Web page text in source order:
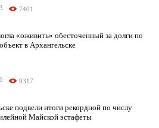
7401
«оживить» обесточенный за долги по
в Архангельске
9317
подвели итоги рекордной по числу
Майской эстафеты